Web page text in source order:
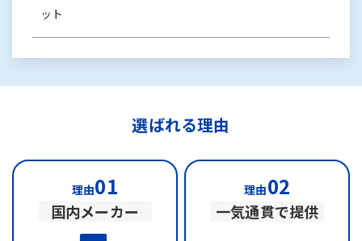
ット
選ばれる理由
理由01
国内メーカー
理由02
一気通貫で提供